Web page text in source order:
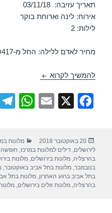
תאריך עזיבה: 03/11/18
אירוח: לינה וארוחת בוקר
לילות: 2
מחיר לאדם ללילה: החל מ-₪417
להמשיך לקרוא חופשה במלון
F
e
b
o
X
E
W
s
A
p
פורסם
בתאריך
20 באוקטובר 2018 קטגוריות
מלונות
לירושלים,דילים למלונות במרכז, חופשה
בהרצליה,מלונות בירושלים,מלונות
בנובמבר,מלונות בתל אביב באוקטובר,
בתל אביב ברגע האחרון,מלונות בתל
בהרצליה,מלונות זולים בירושלים,